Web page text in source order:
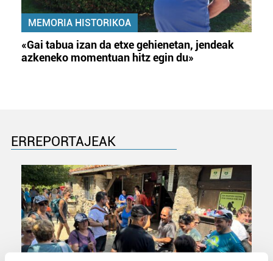
MEMORIA HISTORIKOA
«Gai tabua izan da etxe gehienetan, jendeak
azkeneko momentuan hitz egin du»
ERREPORTAJEAK